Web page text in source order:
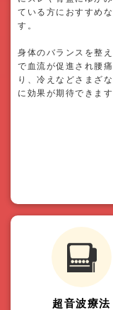
ている方におすすめ
す。
身体のバランスを整え
で血流が促進され腰
り、冷えなどさまざ
に効果が期待できます
超音波療法